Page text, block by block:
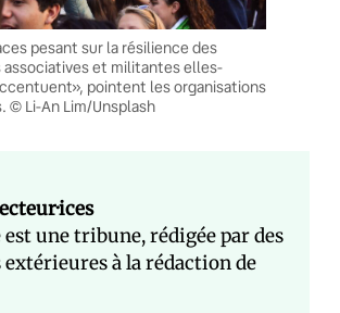
pesant sur la résilience des
et militantes elles-
pointent les organisations
© Li-An Lim/Unsplash
une tribune, rédigée par des
extérieures à la rédaction de